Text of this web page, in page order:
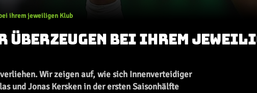
ihrem jeweiligen Klub
ÜBERZEUGEN BEI IHREM
Wir zeigen auf, wie sich Innenverteidiger
und Jonas Kersken in der ersten Saisonhälfte